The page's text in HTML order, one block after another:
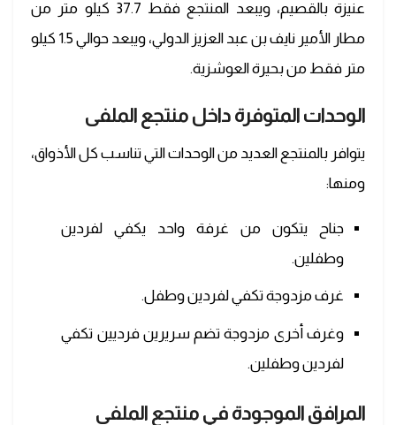
عنيزة بالقصيم، ويبعد المنتجع فقط 37.7 كيلو متر من
مطار الأمير نايف بن عبد العزيز الدولي، ويبعد حوالي 1.5 كيلو
متر فقط من بحيرة العوشزية.
الوحدات المتوفرة داخل منتجع الملفى
يتوافر بالمنتجع العديد من الوحدات التي تناسب كل الأذواق،
ومنها:
جناح يتكون من غرفة واحد يكفي لفردين
وطفلين.
غرف مزدوجة تكفي لفردين وطفل.
وغرف أخرى مزدوجة تضم سريرين فرديين تكفي
لفردين وطفلين.
المرافق الموجودة في منتجع الملفى